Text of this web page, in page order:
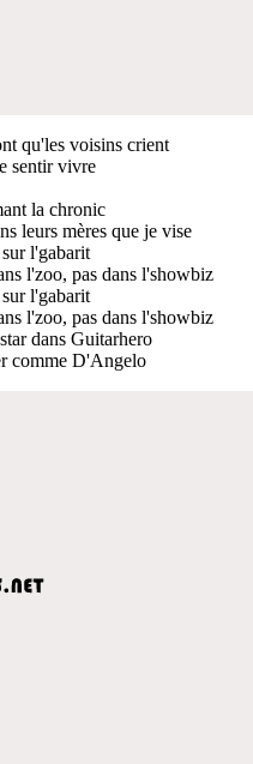
qu'les voisins crient
sentir vivre
la chronic
leurs mères que je vise
l'gabarit
l'zoo, pas dans l'showbiz
l'gabarit
l'zoo, pas dans l'showbiz
dans Guitarhero
comme D'Angelo